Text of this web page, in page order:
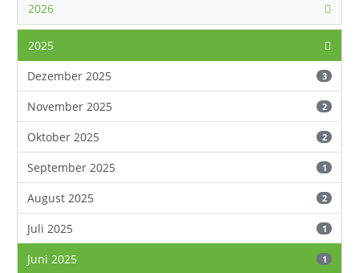
2026
2025
Dezember 2025
3
November 2025 2
Oktober 2025 2
September 2025 1
August 2025 2
Juli 2025 1
Juni 2025 1